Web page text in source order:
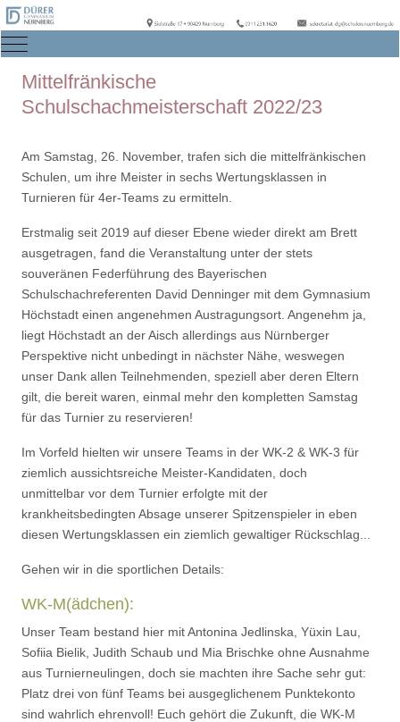
Mobile Menu Toggle
Mittelfränkische
Schulschachmeisterschaft 2022/23
Am Samstag, 26. November, trafen sich die mittelfränkischen
Schulen, um ihre Meister in sechs Wertungsklassen in
Turnieren für 4er-Teams zu ermitteln.
Erstmalig seit 2019 auf dieser Ebene wieder direkt am Brett
ausgetragen, fand die Veranstaltung unter der stets
souveränen Federführung des Bayerischen
Schulschachreferenten David Denninger mit dem Gymnasium
Höchstadt einen angenehmen Austragungsort. Angenehm ja,
liegt Höchstadt an der Aisch allerdings aus Nürnberger
Perspektive nicht unbedingt in nächster Nähe, weswegen
unser Dank allen Teilnehmenden, speziell aber deren Eltern
gilt, die bereit waren, einmal mehr den kompletten Samstag
für das Turnier zu reservieren!
Im Vorfeld hielten wir unsere Teams in der WK-2 & WK-3 für
ziemlich aussichtsreiche Meister-Kandidaten, doch
unmittelbar vor dem Turnier erfolgte mit der
krankheitsbedingten Absage unserer Spitzenspieler in eben
diesen Wertungsklassen ein ziemlich gewaltiger Rückschlag...
Gehen wir in die sportlichen Details:
WK-M(ädchen):
Unser Team bestand hier mit Antonina Jedlinska, Yüxin Lau,
Sofiia Bielik, Judith Schaub und Mia Brischke ohne Ausnahme
aus Turnierneulingen, doch sie machten ihre Sache sehr gut:
Platz drei von fünf Teams bei ausgeglichenem Punktekonto
sind wahrlich ehrenvoll! Euch gehört die Zukunft, die WK-M